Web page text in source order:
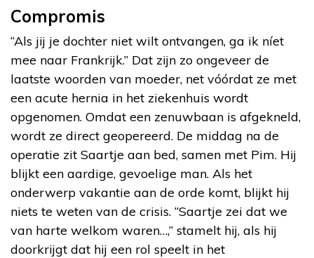
Compromis
“Als jij je dochter niet wilt ontvangen, ga ik níet
mee naar Frankrijk.” Dat zijn zo ongeveer de
laatste woorden van moeder, net vóórdat ze met
een acute hernia in het ziekenhuis wordt
opgenomen. Omdat een zenuwbaan is afgekneld,
wordt ze direct geopereerd. De middag na de
operatie zit Saartje aan bed, samen met Pim. Hij
blijkt een aardige, gevoelige man. Als het
onderwerp vakantie aan de orde komt, blijkt hij
niets te weten van de crisis. “Saartje zei dat we
van harte welkom waren…,” stamelt hij, als hij
doorkrijgt dat hij een rol speelt in het